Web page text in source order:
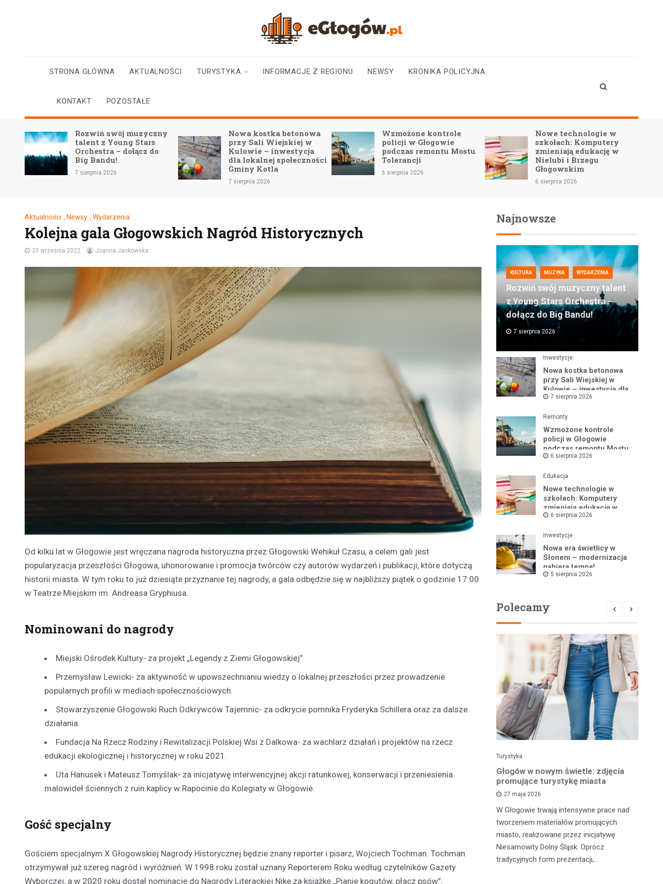
STRONA GŁÓWNA AKTUALNOŚCI TURYSTYKA INFORMACJE Z REGIONU NEWSY KRONIKA POLICYJNA
KONTAKT POZOSTAŁE
Rozwiń swój muzyczny
talent z Young Stars
Orchestra – dołącz do
Big Bandu!
7 sierpnia 2026
Nowa kostka betonowa
przy Sali Wiejskiej w
Kulowie – inwestycja
dla lokalnej społeczności
Gminy Kotla
7 sierpnia 2026
Wzmożone kontrole
policji w Głogowie
podczas remontu Mostu
Tolerancji
6 sierpnia 2026
Nowe technologie w
szkołach: Komputery
zmieniają edukację w
Nielubi i Brzegu
Głogowskim
6 sierpnia 2026
Aktualności , Newsy , Wydarzenia
Kolejna gala Głogowskich Nagród Historycznych
20 września 2022 Joanna Jankowska
Od kilku lat w Głogowie jest wręczana nagroda historyczna przez Głogowski Wehikuł Czasu, a celem gali jest
popularyzacja przeszłości Głogowa, uhonorowanie i promocja twórców czy autorów wydarzeń i publikacji, które dotyczą
historii miasta. W tym roku to już dziesiąte przyznanie tej nagrody, a gala odbędzie się w najbliższy piątek o godzinie 17:00
w Teatrze Miejskim im. Andreasa Gryphiusa.
Nominowani do nagrody
Miejski Ośrodek Kultury- za projekt „Legendy z Ziemi Głogowskiej”
Przemysław Lewicki- za aktywność w upowszechnianiu wiedzy o lokalnej przeszłości przez prowadzenie
popularnych profili w mediach społecznościowych.
Stowarzyszenie Głogowski Ruch Odkrywców Tajemnic- za odkrycie pomnika Fryderyka Schillera oraz za dalsze
działania.
Fundacja Na Rzecz Rodziny i Rewitalizacji Polskiej Wsi z Dalkowa- za wachlarz działań i projektów na rzecz
edukacji ekologicznej i historycznej w roku 2021.
Uta Hanusek i Mateusz Tomyślak- za inicjatywę interwencyjnej akcji ratunkowej, konserwacji i przeniesienia
malowideł ściennych z ruin kaplicy w Rapocinie do Kolegiaty w Głogowie.
Gość specjalny
Gościem specjalnym X Głogowskiej Nagrody Historycznej będzie znany reporter i pisarz, Wojciech Tochman. Tochman
otrzymywał już szereg nagród i wyróżnień. W 1998 roku został uznany Reporterem Roku według czytelników Gazety
Wyborczej, a w 2020 roku dostał nominację do Nagrody Literackiej Nike za książkę „Pianie kogutów, płacz psów”.
Najnowsze
KULTURA MUZYKA WYDARZENIA
Rozwiń swój muzyczny talent
z Young Stars Orchestra –
dołącz do Big Bandu!
7 sierpnia 2026
Inwestycje
Nowa kostka betonowa
przy Sali Wiejskiej w
Kulowie – inwestycja dla
lokalnej społeczności
7 sierpnia 2026
Remonty
Wzmożone kontrole
policji w Głogowie
podczas remontu Mostu
Tolerancji
6 sierpnia 2026
Edukacja
Nowe technologie w
szkołach: Komputery
zmieniają edukację w
Nielubi i Brzegu
6 sierpnia 2026
Inwestycje
Nowa era świetlicy w
Słonem – modernizacja
nabiera tempa!
5 sierpnia 2026
Polecamy
Zastanawiasz się co robić w wolnym
czasie w Głogowie? Mamy dla Ciebie
randkę i nie…
Turystyka
Głogów w nowym świetle: zdjęcia
promujące turystykę miasta
27 maja 2026
W Głogowie trwają intensywne prace nad
tworzeniem materiałów promujących
miasto, realizowane przez inicjatywę
Niesamowity Dolny Śląsk. Oprócz
tradycyjnych form prezentacji,…